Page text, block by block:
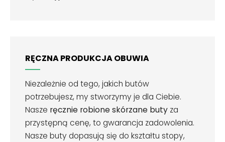
RĘCZNA PRODUKCJA OBUWIA
Niezależnie od tego, jakich butów
potrzebujesz, my stworzymy je dla Ciebie.
Nasze ręcznie robione skórzane buty za
przystępną cenę, to gwarancja zadowolenia.
Nasze buty dopasują się do kształtu stopy,